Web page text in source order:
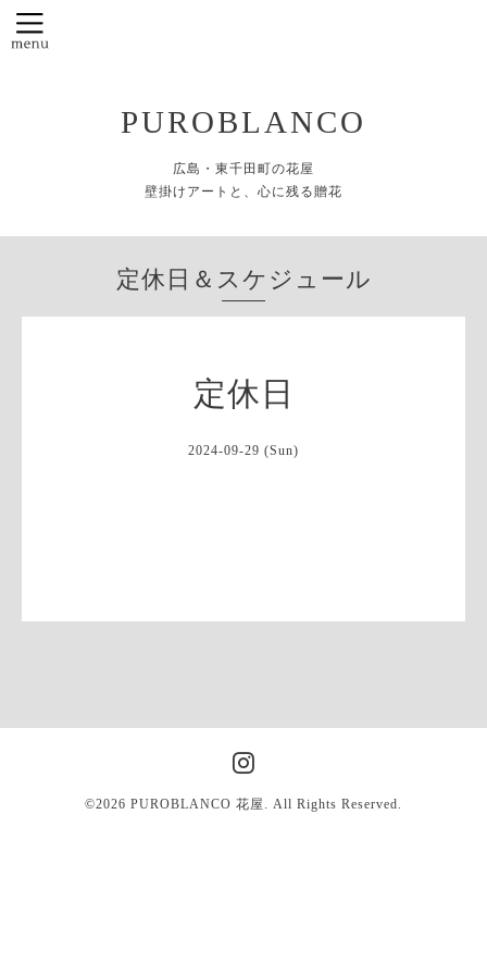
PUROBLANCO
広島・東千田町の花屋
壁掛けアートと、心に残る贈花
定休日＆スケジュール
定休日
2024-09-29 (Sun)
©2026 PUROBLANCO 花屋 . All Rights Reserved.